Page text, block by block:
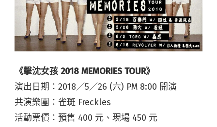
《擊沈女孩 2018 MEMORIES TOUR》
演出日期：2018／5／26 (六) PM 8:00 開演
共演樂團：雀斑 Freckles
活動票價：預售 400 元、現場 450 元